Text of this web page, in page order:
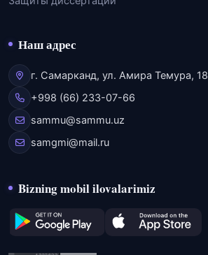
Наш адрес
г. Самарканд, ул. Амира Темура, 18
+998 (66) 233-07-66
sammu@sammu.uz
samgmi@mail.ru
Bizning mobil ilovalarimiz